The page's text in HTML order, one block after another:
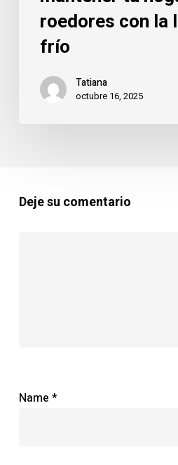
roedores con la
frío
Tatiana
octubre 16, 2025
Deje su comentario
Name *